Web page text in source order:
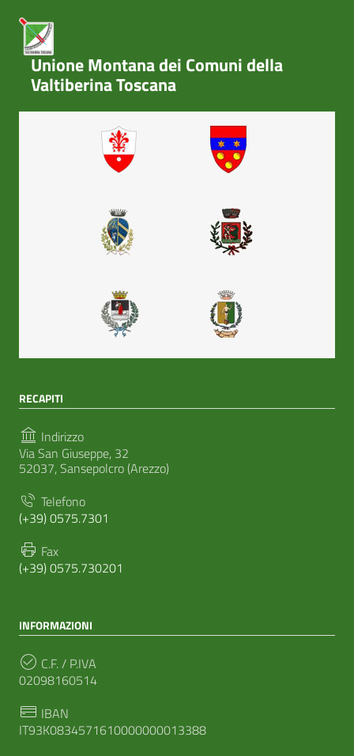
Unione Montana dei Comuni della
Valtiberina Toscana
RECAPITI
Indirizzo
Via San Giuseppe, 32
52037, Sansepolcro (Arezzo)
Telefono
(+39) 0575.7301
Fax
(+39) 0575.730201
INFORMAZIONI
C.F. / P.IVA
02098160514
IBAN
IT93K0834571610000000013388